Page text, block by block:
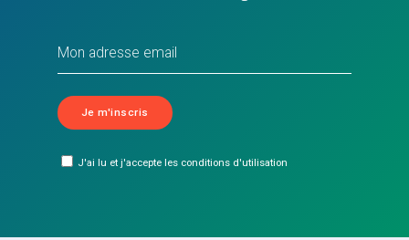
J'ai lu et j'accepte les conditions d'utilisation